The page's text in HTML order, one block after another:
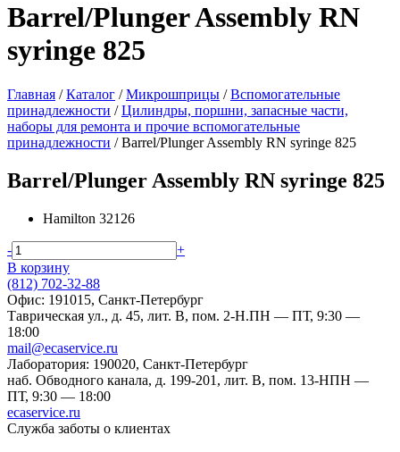
Barrel/Plunger Assembly RN
syringe 825
Главная /Каталог /Микрошприцы /Вспомогательные
принадлежности /Цилиндры, поршни, запасные части,
наборы для ремонта и прочие вспомогательные
принадлежности /Barrel/Plunger Assembly RN syringe 825
Barrel/Plunger Assembly RN syringe 825
Hamilton 32126
-
+
В корзину
(812) 702-32-88
Офис: 191015, Санкт-Петербург
Таврическая ул., д. 45, лит. В, пом. 2-Н.ПН — ПТ, 9:30 —
18:00
mail@ecaservice.ru
Лаборатория: 190020, Санкт-Петербург
наб. Обводного канала, д. 199-201, лит. В, пом. 13-НПН —
ПТ, 9:30 — 18:00
ecaservice.ru
Служба заботы о клиентах